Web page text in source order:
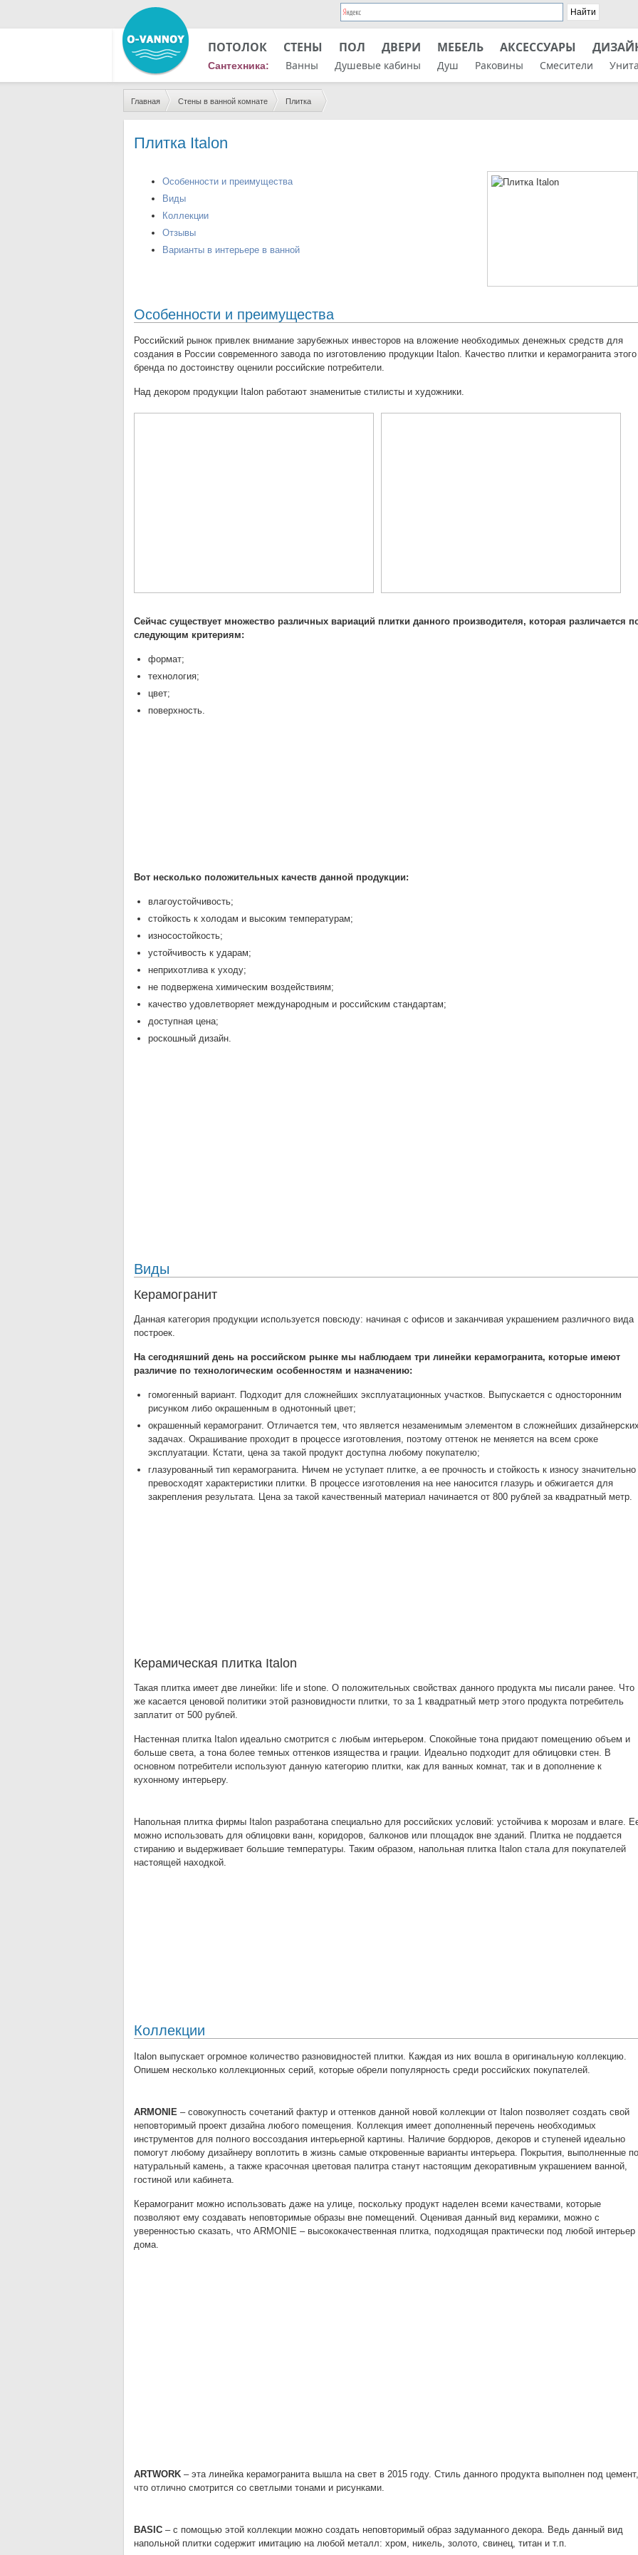
ПОТОЛОК СТЕНЫ ПОЛ ДВЕРИ МЕБЕЛЬ АКСЕССУАРЫ
Сантехника: Ванны Душевые кабины Душ Раковины Смесители
Главная Стены в ванной комнате Плитка
Плитка Italon
Особенности и преимущества
Виды
Коллекции
Отзывы
Варианты в интерьере в ванной
Особенности и преимущества
Российский рынок привлек внимание зарубежных инвесторов на вложение необходимых денежных средств для
создания в России современного завода по изготовлению продукции Italon. Качество плитки и керамогранита этого
бренда по достоинству оценили российские потребители.
Над декором продукции Italon работают знаменитые стилисты и художники.
Сейчас существует множество различных вариаций плитки данного производителя, которая различается
следующим критериям:
формат;
технология;
цвет;
поверхность.
Вот несколько положительных качеств данной продукции:
влагоустойчивость;
стойкость к холодам и высоким температурам;
износостойкость;
устойчивость к ударам;
неприхотлива к уходу;
не подвержена химическим воздействиям;
качество удовлетворяет международным и российским стандартам;
доступная цена;
роскошный дизайн.
Виды
Керамогранит
Данная категория продукции используется повсюду: начиная с офисов и заканчивая украшением различного вида
построек.
На сегодняшний день на российском рынке мы наблюдаем три линейки керамогранита, которые имеют
различие по технологическим особенностям и назначению:
гомогенный вариант. Подходит для сложнейших эксплуатационных участков. Выпускается с односторонним
рисунком либо окрашенным в однотонный цвет;
окрашенный керамогранит. Отличается тем, что является незаменимым элементом в сложнейших
задачах. Окрашивание проходит в процессе изготовления, поэтому оттенок не меняется на всем сроке
эксплуатации. Кстати, цена за такой продукт доступна любому покупателю;
глазурованный тип керамогранита. Ничем не уступает плитке, а ее прочность и стойкость к износу значительно
превосходят характеристики плитки. В процессе изготовления на нее наносится глазурь и обжигается для
закрепления результата. Цена за такой качественный материал начинается от 800 рублей за квадратный метр.
Керамическая плитка Italon
Такая плитка имеет две линейки: life и stone. О положительных свойствах данного продукта мы писали ранее. Что
же касается ценовой политики этой разновидности плитки, то за 1 квадратный метр этого продукта потребитель
заплатит от 500 рублей.
Настенная плитка Italon идеально смотрится с любым интерьером. Спокойные тона придают помещению объем и
больше света, а тона более темных оттенков изящества и грации. Идеально подходит для облицовки стен. В
основном потребители используют данную категорию плитки, как для ванных комнат, так и в дополнение к
кухонному интерьеру.
Напольная плитка фирмы Italon разработана специально для российских условий: устойчива к морозам и влаге.
можно использовать для облицовки ванн, коридоров, балконов или площадок вне зданий. Плитка не поддается
стиранию и выдерживает большие температуры. Таким образом, напольная плитка Italon стала для покупателей
настоящей находкой.
Коллекции
Italon выпускает огромное количество разновидностей плитки. Каждая из них вошла в оригинальную коллекцию.
Опишем несколько коллекционных серий, которые обрели популярность среди российских покупателей.
ARMONIE – совокупность сочетаний фактур и оттенков данной новой коллекции от Italon позволяет создать свой
неповторимый проект дизайна любого помещения. Коллекция имеет дополненный перечень необходимых
инструментов для полного воссоздания интерьерной картины. Наличие бордюров, декоров и ступеней идеально
помогут любому дизайнеру воплотить в жизнь самые откровенные варианты интерьера. Покрытия, выполненные
натуральный камень, а также красочная цветовая палитра станут настоящим декоративным украшением ванной,
гостиной или кабинета.
Керамогранит можно использовать даже на улице, поскольку продукт наделен всеми качествами, которые
позволяют ему создавать неповторимые образы вне помещений. Оценивая данный вид керамики, можно с
уверенностью сказать, что ARMONIE – высококачественная плитка, подходящая практически под любой интерьер
дома.
ARTWORK – эта линейка керамогранита вышла на свет в 2015 году. Стиль данного продукта выполнен под цемент,
что отлично смотрится со светлыми тонами и рисунками.
BASIC – с помощью этой коллекции можно создать неповторимый образ задуманного декора. Ведь данный вид
напольной плитки содержит имитацию на любой металл: хром, никель, золото, свинец, титан и т.п.